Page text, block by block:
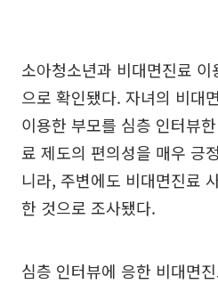
소아청소년과 비대면진료
으로 확인됐다. 자녀의 비대
이용한 부모를 심층 인터뷰
료 제도의 편의성을 매우 긍
니라, 주변에도 비대면진료
한 것으로 조사됐다.
심층 인터뷰에 응한 비대면